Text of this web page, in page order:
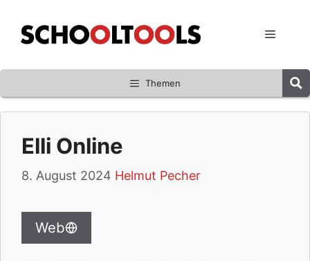
Inhalt
springen
Menü
Themen
Elli Online
8. August 2024 Helmut Pecher
Web